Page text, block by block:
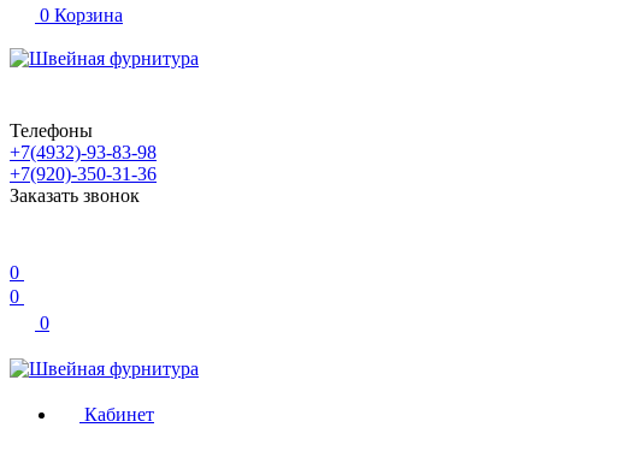
0 Корзина
Телефоны
+7(4932)-93-83-98
+7(920)-350-31-36
Заказать звонок
0
0
0
Кабинет